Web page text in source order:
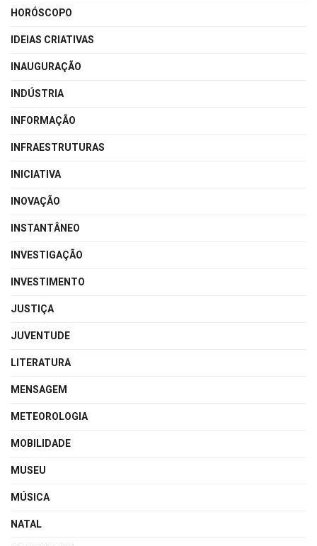
HORÓSCOPO
IDEIAS CRIATIVAS
INAUGURAÇÃO
INDÚSTRIA
INFORMAÇÃO
INFRAESTRUTURAS
INICIATIVA
INOVAÇÃO
INSTANTÂNEO
INVESTIGAÇÃO
INVESTIMENTO
JUSTIÇA
JUVENTUDE
LITERATURA
MENSAGEM
METEOROLOGIA
MOBILIDADE
MUSEU
MÚSICA
NATAL